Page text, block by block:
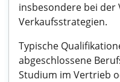
insbesondere bei
Verkaufsstrategien.
Typische
abgeschlossene
Studium im Vertrieb